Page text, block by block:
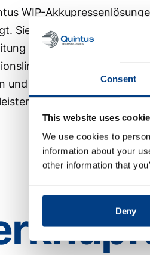
Consent
This website uses
We use cookies to
information about your
other information that
Deny
WIP-
Sie unterstützen eine
und sind für die
vorbereitet. Dies
und gleichzeitig eine